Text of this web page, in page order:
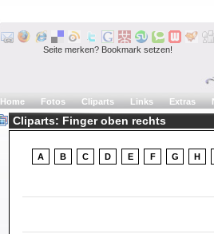
Seite merken? Bookmark setzen!
Home Fotos Cliparts Links Extras
Cliparts: Finger oben rechts
A B C D E F G H